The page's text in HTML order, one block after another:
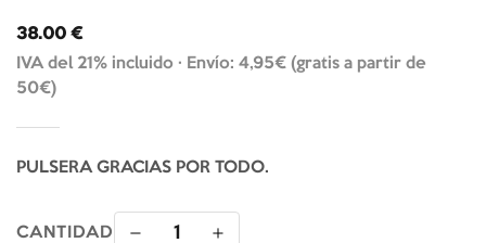
38.00 €
IVA del 21% incluido · Envío: 4,95€ (gratis a partir de
50€)
PULSERA GRACIAS POR TODO.
CANTIDAD 1